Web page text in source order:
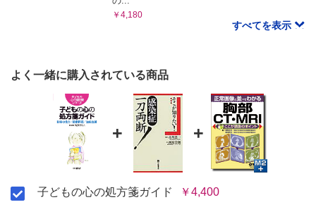
￥4,180
すべてを表示
よく一緒に購入されている商品
+ +
子どもの心の処方箋ガイド ￥4,400